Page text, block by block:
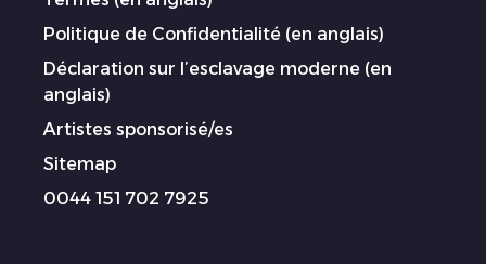
Politique de Confidentialité (en anglais)
Déclaration sur l’esclavage moderne (en
anglais)
Artistes sponsorisé/es
Sitemap
0044 151 702 7925